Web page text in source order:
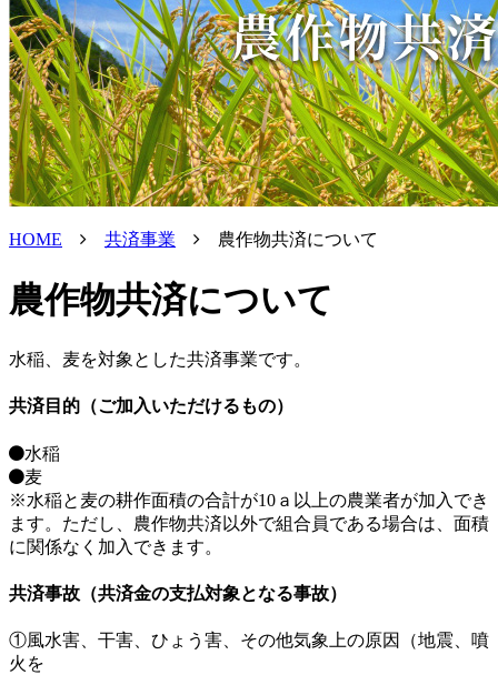
HOME 共済事業 農作物共済について
農作物共済について
水稲、麦を対象とした共済事業です。
共済目的（ご加入いただけるもの）
水稲
麦
※水稲と麦の耕作面積の合計が10ａ以上の農業者が加入でき
ます。ただし、農作物共済以外で組合員である場合は、面積
に関係なく加入できます。
共済事故（共済金の支払対象となる事故）
①風水害、干害、ひょう害、その他気象上の原因（地震、噴
火を